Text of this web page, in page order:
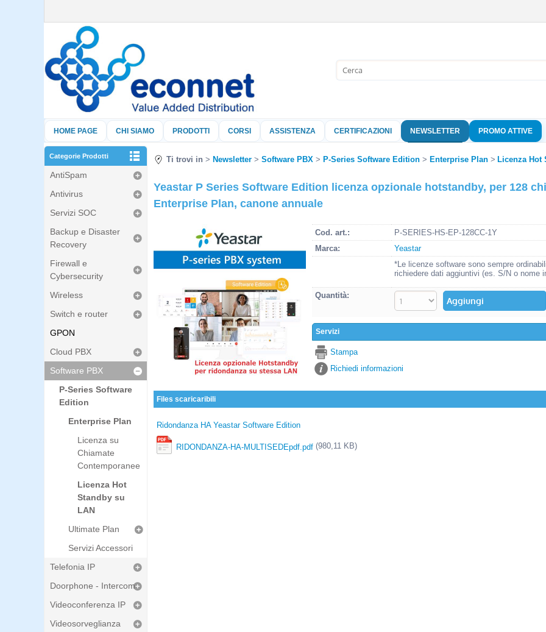
nome utente e
clicca sul
Hai perso
HOME PAGE CHI SIAMO PRODOTTI CORSI ASSISTENZA CERTIFICAZIONI NEWSLETTER PROMO ATTIVE
Categorie Prodotti
AntiSpam
Antivirus
Servizi SOC
Backup e Disaster
Recovery
Firewall e
Cybersecurity
Wireless
Switch e router
GPON
Cloud PBX
Software PBX
P-Series Software
Edition
Enterprise Plan
Licenza su
Chiamate
Contemporanee
Licenza Hot
Standby su
LAN
Ultimate Plan
Servizi Accessori
Telefonia IP
Doorphone - Intercom
Videoconferenza IP
Videosorveglianza
Ti trovi in Newsletter Software PBX P-Series Software Edition Enterprise Plan Licenza Hot
Yeastar P Series Software Edition licenza opzionale hotstandby, per 128
Enterprise Plan, canone annuale
Cod. art.:
P-SERIES-HS-EP-128CC-1Y
Marca:
Yeastar
*Le licenze software sono sempre
richiedere dati aggiuntivi (es. S/N o nome
Quantità:
Servizi
Stampa
Richiedi informazioni
Files scaricaribili
Ridondanza HA Yeastar Software Edition
RIDONDANZA-HA-MULTISEDEpdf.pdf (980,11 KB)